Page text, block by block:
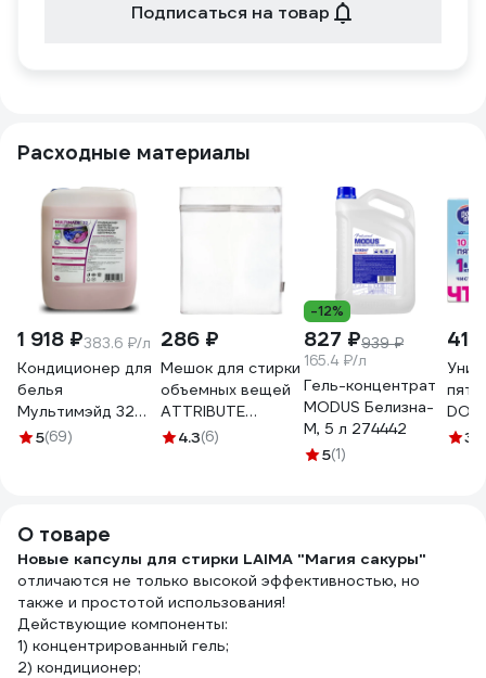
Подписаться на товар
Расходные материалы
1 918 ₽383.6 ₽/л
Кондиционер для
белья
Мультимэйд 32
профессиональная
5(69)
286 ₽
Мешок для стирки
объемных вещей
ATTRIBUTE
50х70см ALB061
4.3(6)
-12%
827 ₽939 ₽
165.4 ₽/л
Гель-концентрат
MODUS Белизна-
М, 5 л 274442
5(1)
3.5
О товаре
Новые капсулы для стирки LAIMA "Магия сакуры"
отличаются не только высокой эффективностью, но
также и простотой использования!
Действующие компоненты:
1) концентрированный гель;
2) кондиционер;